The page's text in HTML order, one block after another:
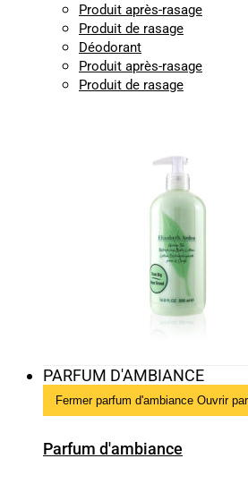
Produit après-rasage
Produit de rasage
Déodorant
Produit après-rasage
Produit de rasage
PARFUM D'AMBIANCE
Fermer parfum d'ambiance Ouvrir
Parfum d'ambiance